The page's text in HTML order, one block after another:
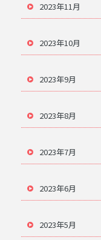
2023年11月
2023年10月
2023年9月
2023年8月
2023年7月
2023年6月
2023年5月